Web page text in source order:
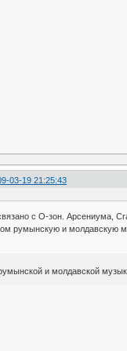
03-19 21:25:43
с О-зон. Арсениума,
румынскую и молдавскую
и молдавской